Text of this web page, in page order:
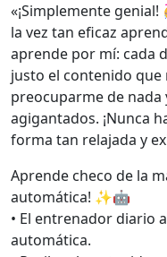
«¡Simplemente
la vez tan eficaz
aprende por mí: cada
justo el contenido
preocuparme de nada
agigantados. ¡Nunca
forma tan relajada y
Aprende checo de la
automática! ✨🤖
• El entrenador diario
automática.